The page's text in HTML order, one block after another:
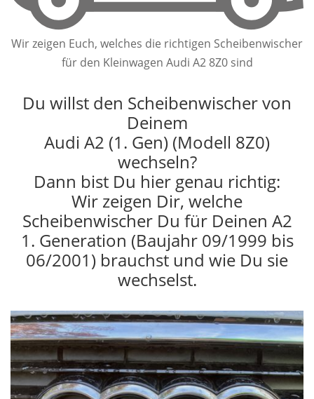
Wir zeigen Euch, welches die richtigen Scheibenwischer
für den Kleinwagen Audi A2 8Z0 sind
Du willst den Scheibenwischer von
Deinem
Audi A2 (1. Gen) (Modell 8Z0)
wechseln?
Dann bist Du hier genau richtig:
Wir zeigen Dir, welche
Scheibenwischer Du für Deinen A2
1. Generation (Baujahr 09/1999 bis
06/2001) brauchst und wie Du sie
wechselst.